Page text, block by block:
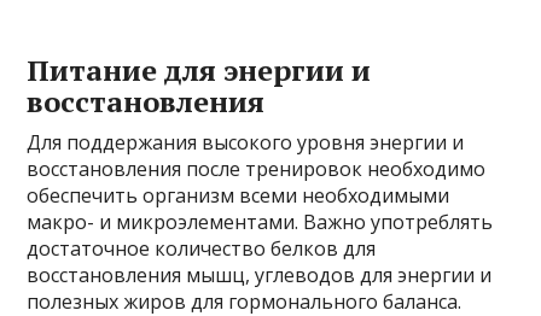
Питание для энергии и
восстановления
Для поддержания высокого уровня энергии и
восстановления после тренировок необходимо
обеспечить организм всеми необходимыми
макро- и микроэлементами. Важно употреблять
достаточное количество белков для
восстановления мышц, углеводов для энергии и
полезных жиров для гормонального баланса.